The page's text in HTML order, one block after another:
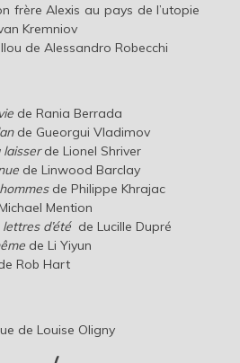
frère Alexis au pays de l’utopie
Kremniov
de Alessandro Robecchi
de Rania Berrada
de Gueorgui Vladimov
de Lionel Shriver
de Linwood Barclay
de Philippe Khrajac
Mention
d’étéde Lucille Dupré
de Li Yiyun
Rob Hart
de Louise Oligny